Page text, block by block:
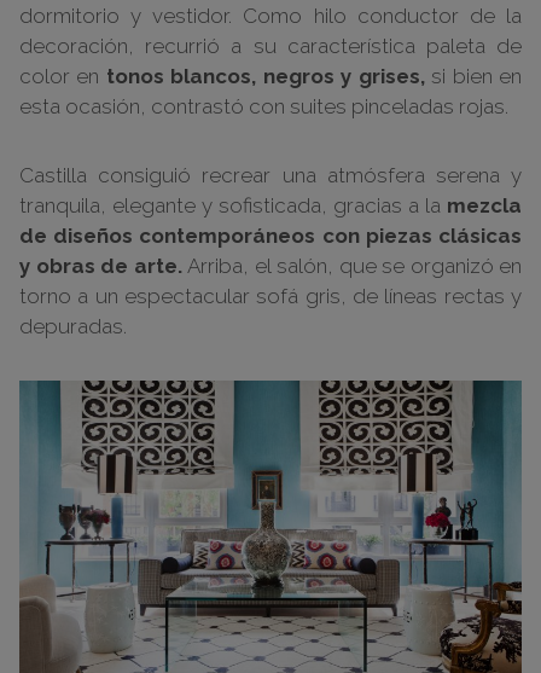
dormitorio y vestidor. Como hilo conductor de la
decoración, recurrió a su característica paleta de
color en tonos blancos, negros y grises,si bien en
esta ocasión, contrastó con suites pinceladas rojas.
Castilla consiguió recrear una atmósfera serena y
tranquila, elegante y sofisticada, gracias a la mezcla
de diseños contemporáneos con piezas clásicas
y obras de arte.Arriba, el salón, que se organizó en
torno a un espectacular sofá gris, de líneas rectas y
depuradas.